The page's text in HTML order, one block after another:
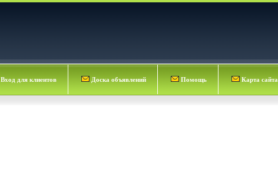
Вход для клиентов Доска объявлений Помощь Карта сайта